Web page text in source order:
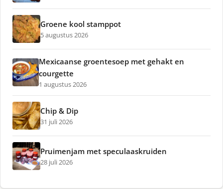
Groene kool stamppot
5 augustus 2026
Mexicaanse groentesoep met gehakt en
courgette
1 augustus 2026
Chip & Dip
31 juli 2026
Pruimenjam met speculaaskruiden
28 juli 2026